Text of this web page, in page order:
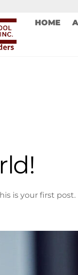
HOME
is your first